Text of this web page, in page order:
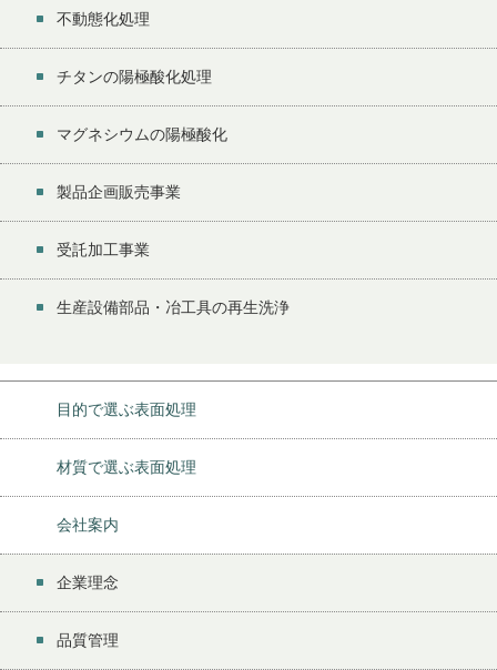
不動態化処理
チタンの陽極酸化処理
マグネシウムの陽極酸化
製品企画販売事業
受託加工事業
生産設備部品・冶工具の再生洗浄
目的で選ぶ表面処理
材質で選ぶ表面処理
会社案内
企業理念
品質管理